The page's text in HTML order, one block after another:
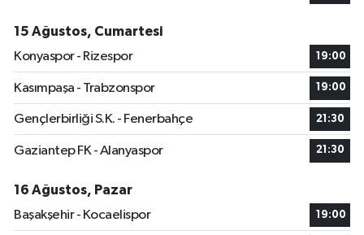
15 Ağustos, Cumartesi
Konyaspor - Rizespor
19:00
Kasımpaşa - Trabzonspor 19:00
Gençlerbirliği S.K. - Fenerbahçe 21:30
Gaziantep FK - Alanyaspor 21:30
16 Ağustos, Pazar
Başakşehir - Kocaelispor
19:00